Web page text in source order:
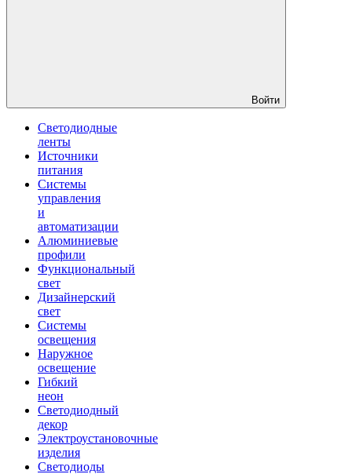
Войти
Светодиодные
ленты
Источники
питания
Системы
управления
и
автоматизации
Алюминиевые
профили
Функциональный
свет
Дизайнерский
свет
Системы
освещения
Наружное
освещение
Гибкий
неон
Светодиодный
декор
Электроустановочные
изделия
Светодиоды